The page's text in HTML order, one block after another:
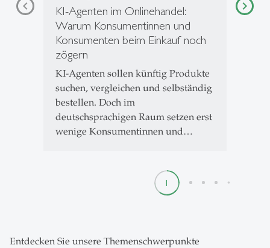
KI-Agenten im Onlinehandel:
Warum Konsumentinnen und
Konsumenten beim Einkauf noch
zögern
KI-Agenten sollen künftig Produkte
suchen, vergleichen und selbständig
bestellen. Doch im
deutschsprachigen Raum setzen erst
wenige Konsumentinnen und…
1 2 3 4 5
Entdecken Sie unsere Themenschwerpunkte